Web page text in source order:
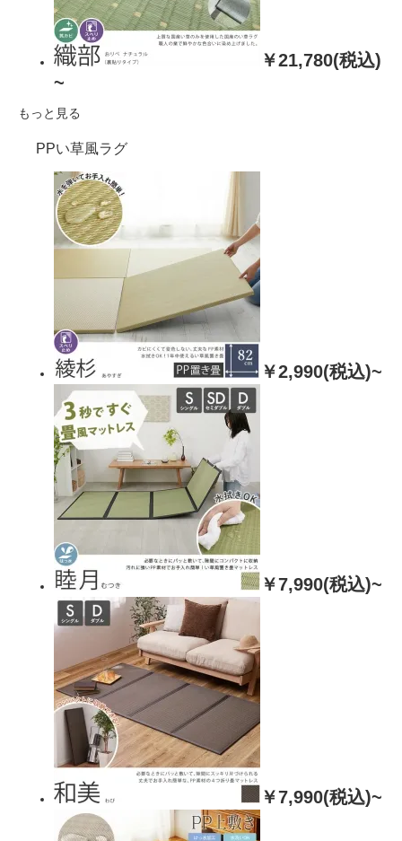
￥21,780(税込)
~
もっと見る
PPい草風ラグ
￥2,990(税込)~
￥7,990(税込)~
￥7,990(税込)~